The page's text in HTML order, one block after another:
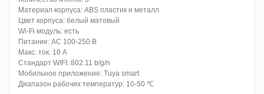
Материал корпуса: ABS пластик и металл
Цвет корпуса: белый матовый
Wi-Fi модуль: есть
Питание: AC 100-250 В
Макс. ток: 10 А
Стандарт WIFI: 802.11 b/g/n
Мобильное приложение: Tuya smart
Диапазон рабочих температур: 10-50 ℃